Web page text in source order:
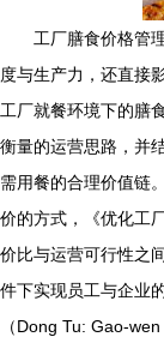
工厂膳食价格管
度与生产力，还直接
工厂就餐环境下的膳
衡量的运营思路，并
需用餐的合理价值链
价的方式，《优化工
价比与运营可行性之
件下实现员工与企业
（Dong Tu: Gao-